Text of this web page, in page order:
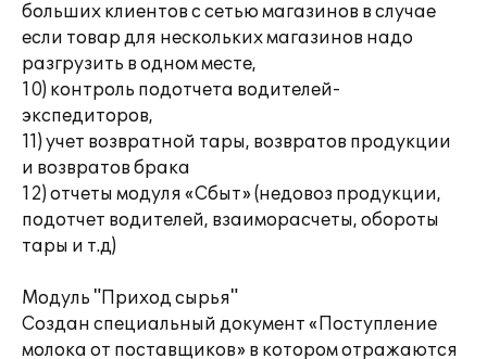
больших клиентов с сетью магазинов в случае
если товар для нескольких магазинов надо
разгрузить в одном месте,
10) контроль подотчета водителей-
экспедиторов,
11) учет возвратной тары, возвратов продукции
и возвратов брака
12) отчеты модуля «Сбыт» (недовоз продукции,
подотчет водителей, взаиморасчеты, обороты
тары и т.д)
Модуль "Приход сырья"
Создан специальный документ «Поступление
молока от поставщиков» в котором отражаются